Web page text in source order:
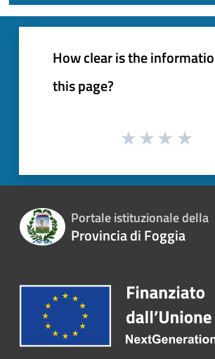
How clear is the
this page?
Portale istituzionale della
Provincia di Foggia